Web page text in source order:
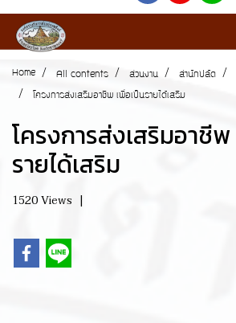
Home All contents ส่วนงาน สำนักปลัด
โครงการส่งเสริมอาชีพ เพื่อเป็นรายได้เสริม
โครงการส่งเสริมอาชี
รายได้เสริม
1520 Views |